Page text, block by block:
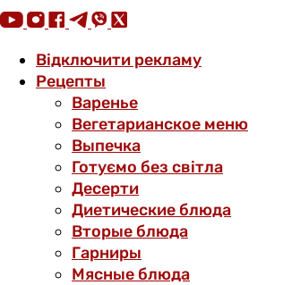
Відключити рекламу
Рецепты
Варенье
Вегетарианское меню
Выпечка
Готуємо без світла
Десерти
Диетические блюда
Вторые блюда
Гарниры
Мясные блюда